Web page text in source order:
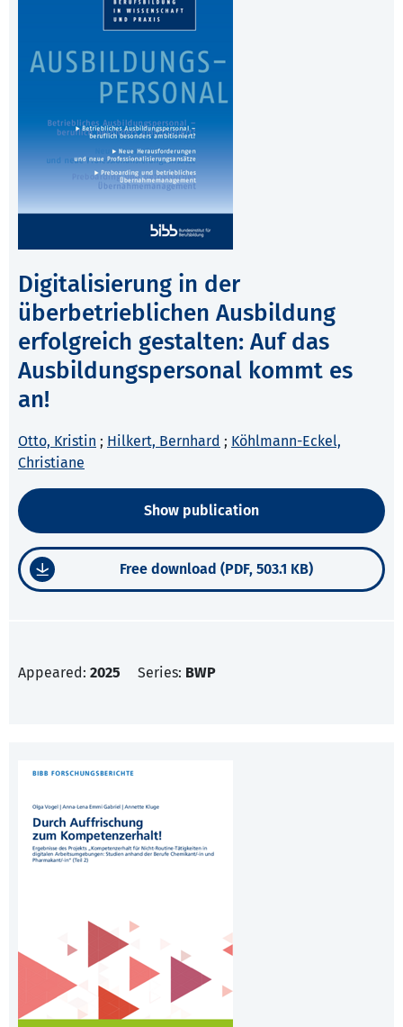
Digitalisierung in der
überbetrieblichen Ausbildung
erfolgreich gestalten: Auf das
Ausbildungspersonal kommt es
an!
Otto, Kristin ; Hilkert, Bernhard ; Köhlmann-Eckel,
Christiane
Show publication
Free download (PDF, 503.1 KB)
Appeared: 2025 Series: BWP